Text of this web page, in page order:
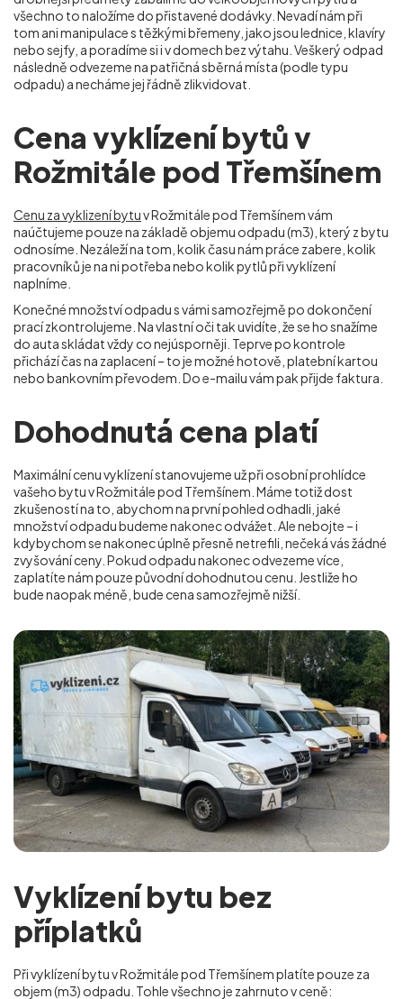
všechno to naložíme do přistavené dodávky. Nevadí nám při
tom ani manipulace s těžkými břemeny, jako jsou lednice, klavíry
nebo sejfy, a poradíme si i v domech bez výtahu. Veškerý odpad
následně odvezeme na patřičná sběrná místa (podle typu
odpadu) a necháme jej řádně zlikvidovat.
Cena vyklízení bytů v
Rožmitále pod Třemšínem
Cenu za vyklizení bytuv Rožmitále pod Třemšínem vám
naúčtujeme pouze na základě objemu odpadu (m3), který z bytu
odnosíme. Nezáleží na tom, kolik času nám práce zabere, kolik
pracovníků je na ni potřeba nebo kolik pytlů při vyklízení
naplníme.
Konečné množství odpadu s vámi samozřejmě po dokončení
prací zkontrolujeme. Na vlastní oči tak uvidíte, že se ho snažíme
do auta skládat vždy co nejúsporněji. Teprve po kontrole
přichází čas na zaplacení – to je možné hotově, platební kartou
nebo bankovním převodem. Do e-mailu vám pak přijde faktura.
Dohodnutá cena platí
Maximální cenu vyklízení stanovujeme už při osobní prohlídce
vašeho bytu v Rožmitále pod Třemšínem. Máme totiž dost
zkušeností na to, abychom na první pohled odhadli, jaké
množství odpadu budeme nakonec odvážet. Ale nebojte – i
kdybychom se nakonec úplně přesně netrefili, nečeká vás žádné
zvyšování ceny. Pokud odpadu nakonec odvezeme více,
zaplatíte nám pouze původní dohodnutou cenu. Jestliže ho
bude naopak méně, bude cena samozřejmě nižší.
Vyklízení bytu bez
příplatků
Při vyklízení bytu v Rožmitále pod Třemšínem platíte pouze za
objem (m3) odpadu. Tohle všechno je zahrnuto v ceně: